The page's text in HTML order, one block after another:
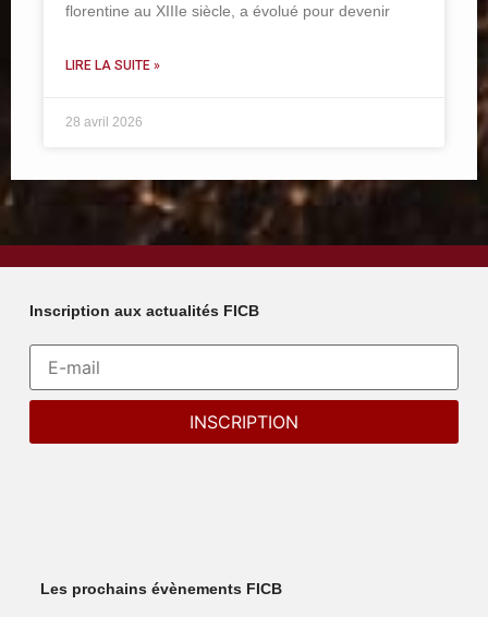
florentine au XIIIe siècle, a évolué pour devenir
LIRE LA SUITE »
28 avril 2026
Inscription aux actualités FICB
Les prochains évènements FICB